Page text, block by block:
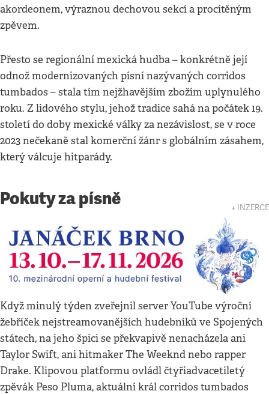
akordeonem, výraznou dechovou sekcí a procítěným
zpěvem.
Přesto se regionální mexická hudba – konkrétně její
odnož modernizovaných písní nazývaných corridos
tumbados – stala tím nejžhavějším zbožím uplynulého
roku. Z lidového stylu, jehož tradice sahá na počátek 19.
století do doby mexické války za nezávislost, se v roce
2023 nečekaně stal komerční žánr s globálním zásahem,
který válcuje hitparády.
Pokuty za písně ↓ INZERCE
Když minulý týden zveřejnil server YouTube výroční
žebříček nejstreamovanějších hudebníků ve Spojených
státech, na jeho špici se překvapivě nenacházela ani
Taylor Swift, ani hitmaker The Weeknd nebo rapper
Drake. Klipovou platformu ovládl čtyřiadvacetiletý
zpěvák Peso Pluma, aktuální král corridos tumbados